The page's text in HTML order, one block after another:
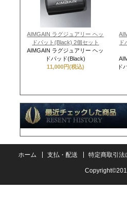
AIMGAIN ラグジュアリー ヘッ
ドパット(Black) 2個セット
AIMGAIN ラグジュアリー ヘッ
ドパッド(Black)
11,000円(税込)
ド
ホーム 支払・配送 特定商取引